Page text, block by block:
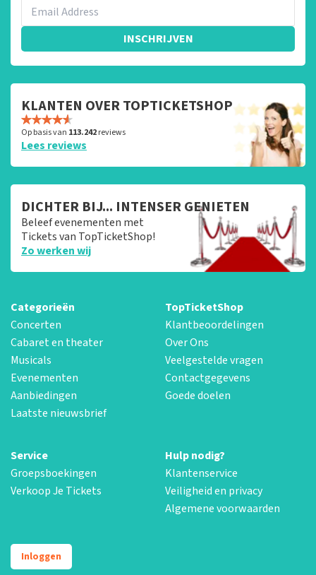
INSCHRIJVEN
KLANTEN OVER TOPTICKETSHOP
Op basis van 113.242reviews
Lees reviews
DICHTER BIJ... INTENSER GENIETEN
Beleef evenementen met
Tickets van TopTicketShop!
Zo werken wij
Categorieën
Concerten
Cabaret en theater
Musicals
Evenementen
Aanbiedingen
Laatste nieuwsbrief
TopTicketShop
Klantbeoordelingen
Over Ons
Veelgestelde vragen
Contactgegevens
Goede doelen
Service
Groepsboekingen
Verkoop Je Tickets
Hulp nodig?
Klantenservice
Veiligheid en privacy
Algemene voorwaarden
Inloggen